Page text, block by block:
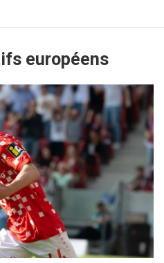
européens